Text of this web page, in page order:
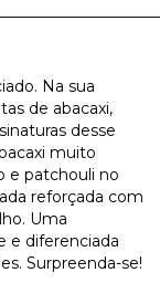
Na sua
de abacaxi,
desse
muito
e patchouli no
reforçada com
Uma
e diferenciada
Surpreenda-se!